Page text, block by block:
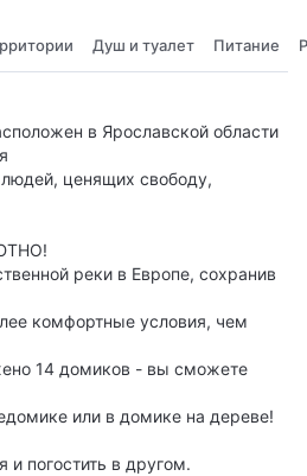
Душ и туалет Питание
в Ярославской области
ценящих свободу,
реки в Европе, сохранив
комфортные условия, чем
14 домиков - вы сможете
или в домике на дереве!
и погостить в другом.